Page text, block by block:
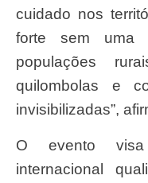
cuidado nos
forte sem uma
populações
quilombolas e
invisibilizadas”,
O evento visa promover um debate
internacional